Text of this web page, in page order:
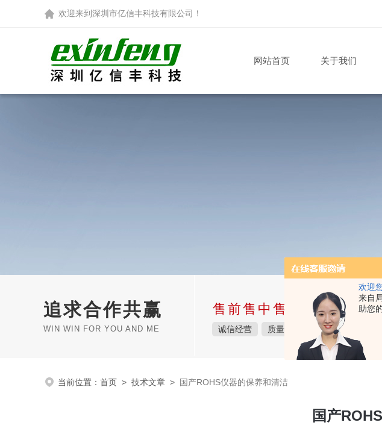
欢迎
来自
助您
欢迎来到 深圳市亿信丰科技有限公司 ！
网站首页 关于我们
追求合作共赢
WIN WIN FOR YOU AND ME
售前售中售后完整的服务
诚信经营 质量保障 价格实惠
当前位置： 首页 > 技术文章 > 国产ROHS仪器的保养和清洁
国产